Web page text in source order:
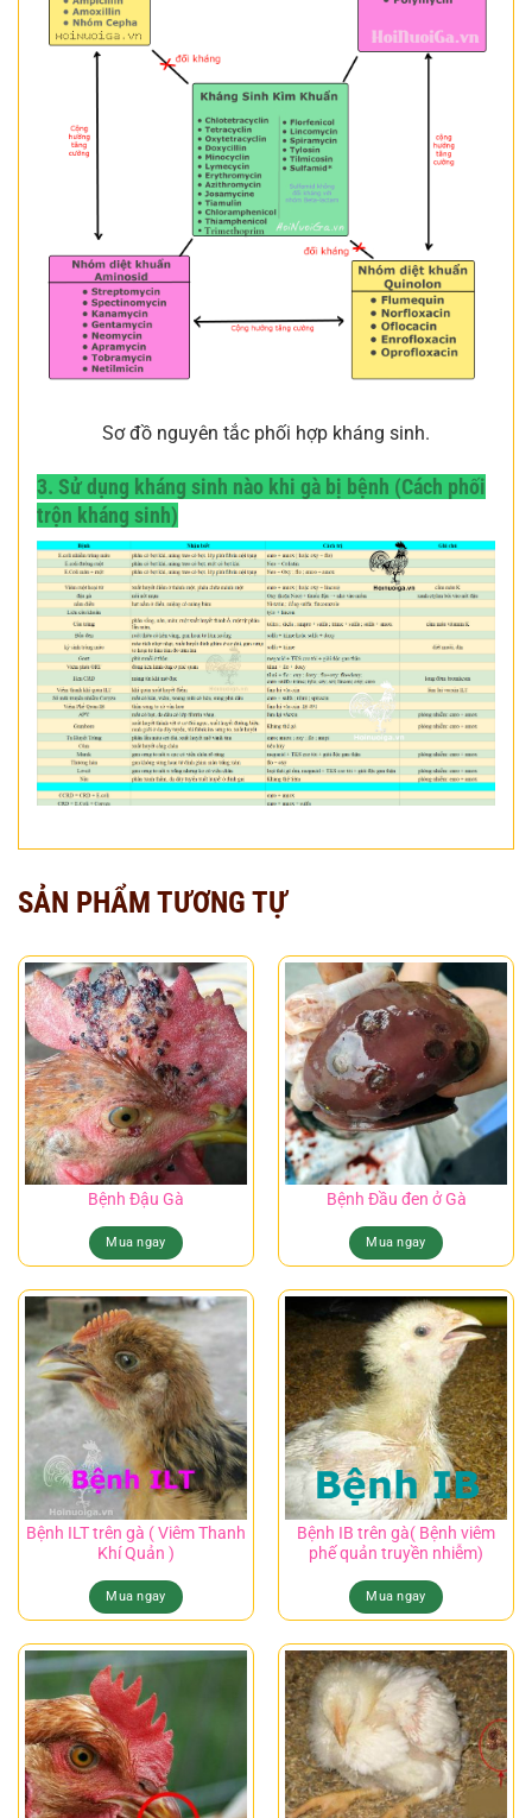
Sơ đồ nguyên tắc phối hợp kháng sinh.
3. Sử dụng kháng sinh nào khi gà bị bệnh (Cách phối
trộn kháng sinh)
SẢN PHẨM TƯƠNG TỰ
Bệnh Đậu Gà
Mua ngay
Bệnh Đầu đen ở Gà
Mua ngay
Bệnh ILT trên gà ( Viêm Thanh
Khí Quản )
Mua ngay
Bệnh IB trên gà( Bệnh viêm
phế quản truyền nhiễm)
Mua ngay